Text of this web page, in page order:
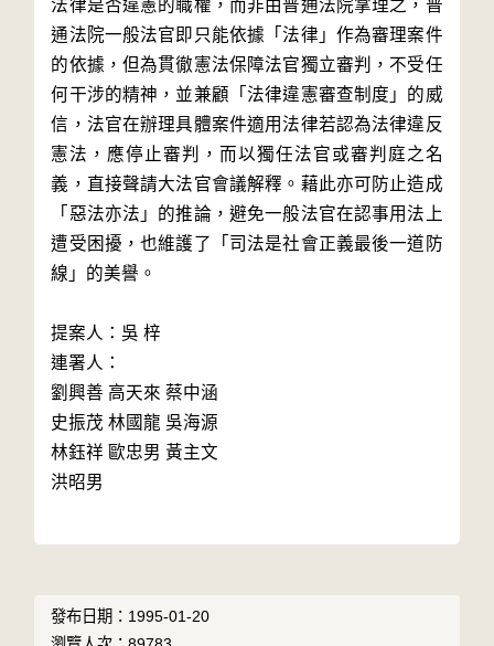
法律是否違憲的職權，而非由普通法院掌理之，普
通法院一般法官即只能依據「法律」作為審理案件
的依據，但為貫徹憲法保障法官獨立審判，不受任
何干涉的精神，並兼顧「法律違憲審查制度」的威
信，法官在辦理具體案件適用法律若認為法律違反
憲法，應停止審判，而以獨任法官或審判庭之名
義，直接聲請大法官會議解釋。藉此亦可防止造成
「惡法亦法」的推論，避免一般法官在認事用法上
遭受困擾，也維護了「司法是社會正義最後一道防
線」的美譽。
提案人：吳 梓
連署人：
劉興善 高天來 蔡中涵
史振茂 林國龍 吳海源
林鈺祥 歐忠男 黃主文
洪昭男
發布日期：1995-01-20